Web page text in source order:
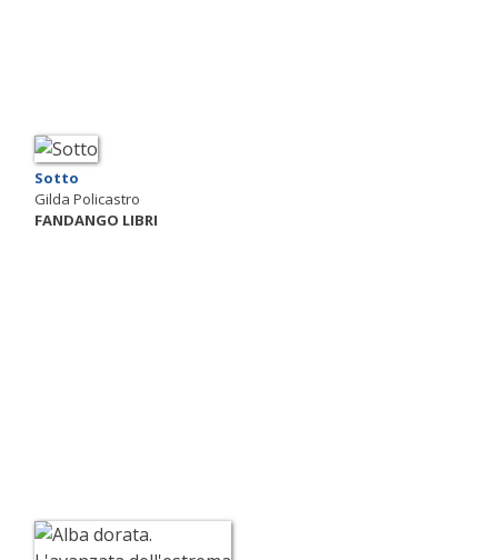
Sotto
Gilda Policastro
FANDANGO LIBRI